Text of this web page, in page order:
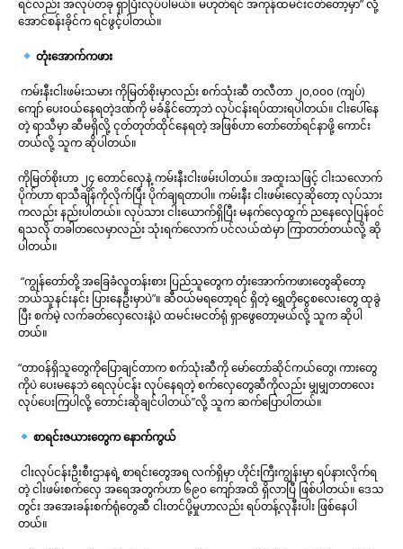
ရင်လည်း အလုပ်တခု ရှာပြီးလုပ်ပါမယ်။ မဟုတ်ရင် အကုန်ထမင်းငတ်တော့မှာ” လို့
အောင်စန်းခိုင်က ရင်ဖွင့်ပါတယ်။
တုံးအောက်ကဖား
ကမ်းနီးငါးဖမ်းသမား ကိုမြတ်စိုးမှာလည်း စက်သုံးဆီ တလီတာ ၂၀,၀၀၀ (ကျပ်)
ကျော် ပေးဝယ်နေရတဲ့ဒဏ်ကို မခံနိုင်တော့ဘဲ လုပ်ငန်းရပ်ထားရပါတယ်။ ငါးပေါ်နေ
တဲ့ ရာသီမှာ ဆီမရှိလို့ ငုတ်တုတ်ထိုင်နေရတဲ့ အဖြစ်ဟာ တော်တော်ရင်နာဖို့ ကောင်း
တယ်လို့ သူက ဆိုပါတယ်။
ကိုမြတ်စိုးဟာ ၂၄ တောင်လှေနဲ့ ကမ်းနီးငါးဖမ်းပါတယ်။ အထူးသဖြင့် ငါးသလောက်
ပိုက်ဟာ ရာသီချိန်ကိုလိုက်ပြီး ပိုက်ချရတာပါ။ ကမ်းနီး ငါးဖမ်းလှေဆိုတော့ လုပ်သား
ကလည်း နည်းပါတယ်။ လုပ်သား ငါးယောက်ရှိပြီး မနက်လှေထွက် ညနေလှေပြန်ဝင်
ရသလို တခါတလေမှာလည်း သုံးရက်လောက် ပင်လယ်ထဲမှာ ကြာတတ်တယ်လို့ ဆို
ပါတယ်။
“ကျွန်တော်တို့ အခြေခံလူတန်းစား ပြည်သူတွေက တုံးအောက်ကဖားတွေဆိုတော့
ဘယ်သူနင်းနင်း ပြားနေဦးမှာပဲ”။ ဆီဝယ်မရတော့ရင် ရှိတဲ့ ရွှေတိုငွေစလေးတွေ ထုခွဲ
ပြီး စက်မဲ့ လက်ခတ်လှေလေးနဲ့ပဲ ထမင်းမငတ်ရုံ ရှာဖွေတော့မယ်လို့ သူက ဆိုပါ
တယ်။
“တာဝန်ရှိသူတွေကိုပြောချင်တာက စက်သုံးဆီကို မော်တော်ဆိုင်ကယ်တွေ၊ ကားတွေ
ကိုပဲ ပေးမနေဘဲ ရေလုပ်ငန်း လုပ်နေရတဲ့ စက်လှေတွေဆီကိုလည်း မျှမျှတတလေး
လုပ်ပေးကြပါလို့ တောင်းဆိုချင်ပါတယ်”လို့ သူက ဆက်ပြောပါတယ်။
စာရင်းဇယားတွေက နောက်ကွယ်
ငါးလုပ်ငန်းဦးစီးဌာနရဲ့ စာရင်းတွေအရ လက်ရှိမှာ ဟိုင်းကြီးကျွန်းမှာ ရပ်နားလိုက်ရ
တဲ့ ငါးဖမ်းစက်လှေ အရေအတွက်ဟာ ၆၉၀ ကျော်အထိ ရှိလာပြီ ဖြစ်ပါတယ်။ ဒေသ
တွင်း အအေးခန်းစက်ရုံတွေဆီ ငါးတင်ပို့မှုဟာလည်း ရပ်တန့်လုနီးပါး ဖြစ်နေပါ
တယ်။